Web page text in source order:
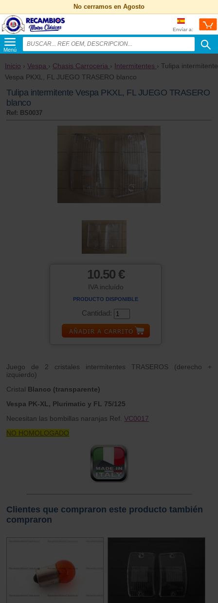
No cerramos en Agosto
Envíar a:
Menú
Inicio › Vespa › Chasis Carroceria › Intermitentes › Tulipa intermitente
Vespa PKXL, FL JUEGO TRASERO blanco
Tulipa intermitente Vespa PKXL, FL JUEGO TRASERO
blanco
Ref: BS0037
10.50 €
IVA incluído
PRODUCTO DISPONIBLE
Cantidad:
Juego de 2 cristales intermitentes TRASEROS (derecho +
izquierdo)
Cristal Blanco (transparente)
Vespa PK-XL, Plurimatic y FL 75/125
Necesitan las bombillas naranjas Ref.VC0017
NO HOMOLOGADO
Clientes que compraron este producto también
compraron